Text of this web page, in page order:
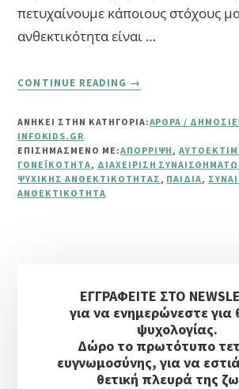
πετυχαίνουμε κάποιους στόχους
ανθεκτικότητα είναι …
CONTINUE READING
5
ΕΝΊΣΧΥΣΗΣ
ΤΗΣ
ΨΥΧΙΚΉΣ
ΑΝΘΕΚΤΙΚΌΤΗΤΑΣ
→
ΑΝΗΚΕΙ ΣΤΗΝ ΚΑΤΗΓΟΡΙΑ:ΆΡΘΡΑ /
INFOKIDS.GR
ΕΠΙΣΗΜΑΣΜΈΝΟ ΜΕ:ΑΠΌΡΡΙΨΗ ,
ΓΟΝΕΪΚΌΤΗΤΑ, ΔΙΑΧΕΊΡΙΣΗ
ΨΥΧΙΚΉΣ ΑΝΘΕΚΤΙΚΌΤΗΤΑΣ , ΠΑΙΔΙΆ,
ΑΝΘΕΚΤΙΚΌΤΗΤΑ
ΠλευρικήΕΓΓΡΑΦΕΙΤΕ ΣΤΟ
για να ενημερώνεστε
ψυχολογίας.
Δώρο το πρωτότυπο
ευγνωμοσύνης, για να
θετική πλευρά της